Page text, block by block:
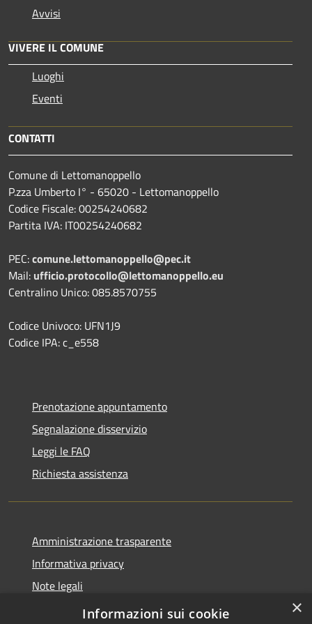
Avvisi
VIVERE IL COMUNE
Luoghi
Eventi
CONTATTI
Comune di Lettomanoppello
P.zza Umberto I° - 65020 - Lettomanoppello
Codice Fiscale: 00254240682
Partita IVA: IT00254240682
PEC:comune.lettomanoppello@pec.it
Mail: ufficio.protocollo@lettomanoppello.eu
Centralino Unico: 085.8570755
Codice Univoco: UFN1J9
Codice IPA: c_e558
Prenotazione appuntamento
Segnalazione disservizio
Leggi le FAQ
Richiesta assistenza
Amministrazione trasparente
Informativa privacy
Note legali
Dichiarazione di accessibilità
×
Informazioni sui cookie